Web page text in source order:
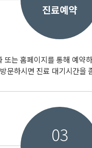
진료예약
또는 홈페이지를 통해 예약
문하시면 진료 대기시간을
03